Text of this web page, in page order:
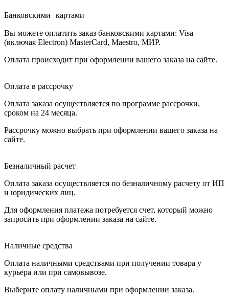
Банковскими картами
Вы можете оплатить заказ банковскими картами: Visa
(включая Electron) MasterCard, Maestro, МИР.
Оплата происходит при оформлении вашего заказа на сайте.
Оплата в рассрочку
Оплата заказа осуществляется по программе рассрочки,
сроком на 24 месяца.
Рассрочку можно выбрать при оформлении вашего заказа на
сайте.
Безналичный расчет
Оплата заказа осуществляется по безналичному расчету от ИП
и юридических лиц.
Для оформления платежа потребуется счет, который можно
запросить при оформлении заказа на сайте.
Наличные средства
Оплата наличными средствами при получении товара у
курьера или при самовывозе.
Выберите оплату наличными при оформлении заказа.